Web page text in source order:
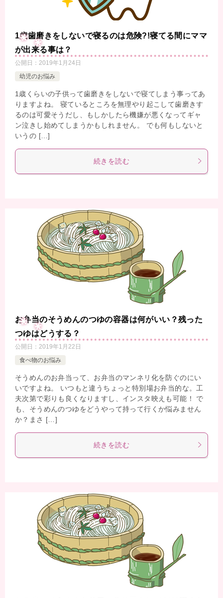
1歳歯磨きをしないで寝るのは危険?!寝てる間にママ
が出来る事は？
公開日： 2019年1月24日
幼児のお悩み
1歳くらいの子供って歯磨きをしないで寝てしまう事ってあ
りますよね。 寝ているところを無理やり起こして歯磨きす
るのは可愛そうだし、もしかしたら機嫌が悪くなってギャ
ン泣きし始めてしまうかもしれません。 でも何もしないと
いうの […]
続きを読む
お弁当のそうめんのつゆの容器は何がいい？残った
つゆはどうする？
公開日： 2019年1月22日
食べ物のお悩み
そうめんのお弁当って、お弁当のマンネリ化を防ぐのにい
いですよね。 いつもと違うちょっと特別場お弁当的な。工
夫次第で彩りも良くなりますし、インスタ映えも可能！ で
も、そうめんのつゆをどうやって持って行くか悩みません
か？まさ […]
続きを読む